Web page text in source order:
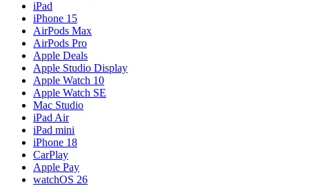
iPad
iPhone 15
AirPods Max
AirPods Pro
Apple Deals
Apple Studio Display
Apple Watch 10
Apple Watch SE
Mac Studio
iPad Air
iPad mini
iPhone 18
CarPlay
Apple Pay
watchOS 26